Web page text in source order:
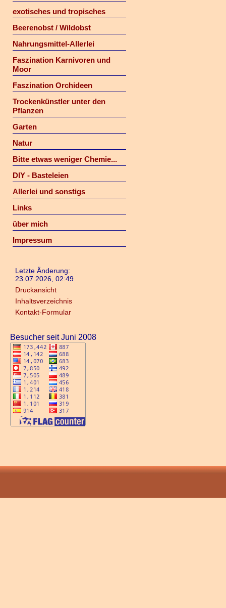
exotisches und tropisches
Beerenobst / Wildobst
Nahrungsmittel-Allerlei
Faszination Karnivoren und
Moor
Faszination Orchideen
Trockenkünstler unter den
Pflanzen
Garten
Natur
Bitte etwas weniger Chemie...
DIY - Basteleien
Allerlei und sonstigs
Links
über mich
Impressum
Letzte Änderung:
23.07.2026, 02:49
Druckansicht
Inhaltsverzeichnis
Kontakt-Formular
Besucher seit Juni 2008